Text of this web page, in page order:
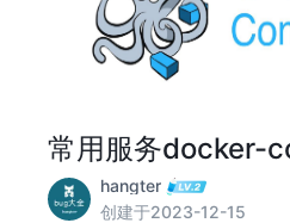
常用服务docker-
hangter
创建于2023-12-15